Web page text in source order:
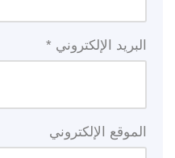
البريد الإلكتروني *
الموقع الإلكتروني